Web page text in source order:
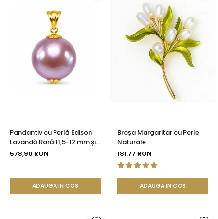
Pandantiv cu Perlă Edison
Lavandă Rară 11,5-12 mm și
Aur 14K (aur 585) |
578,90 RON
ADAUGA IN COS
Broșa Margaritar cu Perle
Naturale
181,77 RON
ADAUGA IN COS